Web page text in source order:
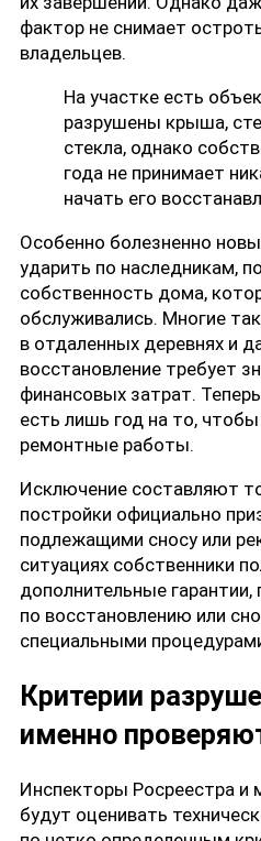
фактор не снимает
владельцев.
На участке есть
разрушены крыша,
стекла, однако
года не принимает
начать его
Особенно болезненно
ударить по наследникам,
собственность дома,
обслуживались. Многие
в отдаленных деревнях и
восстановление требует
финансовых затрат.
есть лишь год на то,
ремонтные работы.
Исключение составляют
постройки официально
подлежащими сносу или
ситуациях собственники
дополнительные гарантии,
по восстановлению или
специальными
Критерии
именно
Инспекторы Росреестра и
будут оценивать